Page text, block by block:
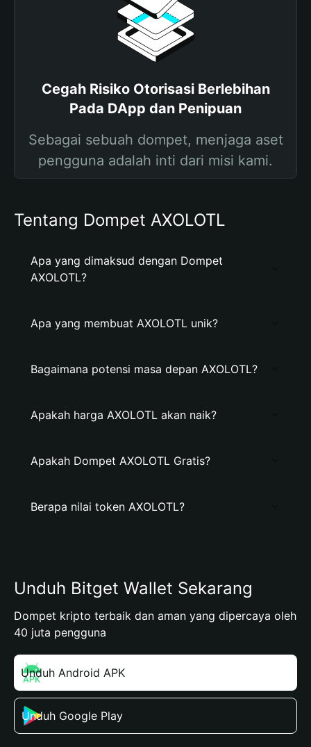
Cegah Risiko Otorisasi Berlebihan
Pada DApp dan Penipuan
Sebagai sebuah dompet, menjaga aset
pengguna adalah inti dari misi kami.
Tentang Dompet AXOLOTL
Apa yang dimaksud dengan Dompet
AXOLOTL?
Apa yang membuat AXOLOTL unik?
Bagaimana potensi masa depan AXOLOTL?
Apakah harga AXOLOTL akan naik?
Apakah Dompet AXOLOTL Gratis?
Berapa nilai token AXOLOTL?
Unduh Bitget Wallet Sekarang
Dompet kripto terbaik dan aman yang dipercaya oleh
40 juta pengguna
Unduh Android APK
Unduh Google Play